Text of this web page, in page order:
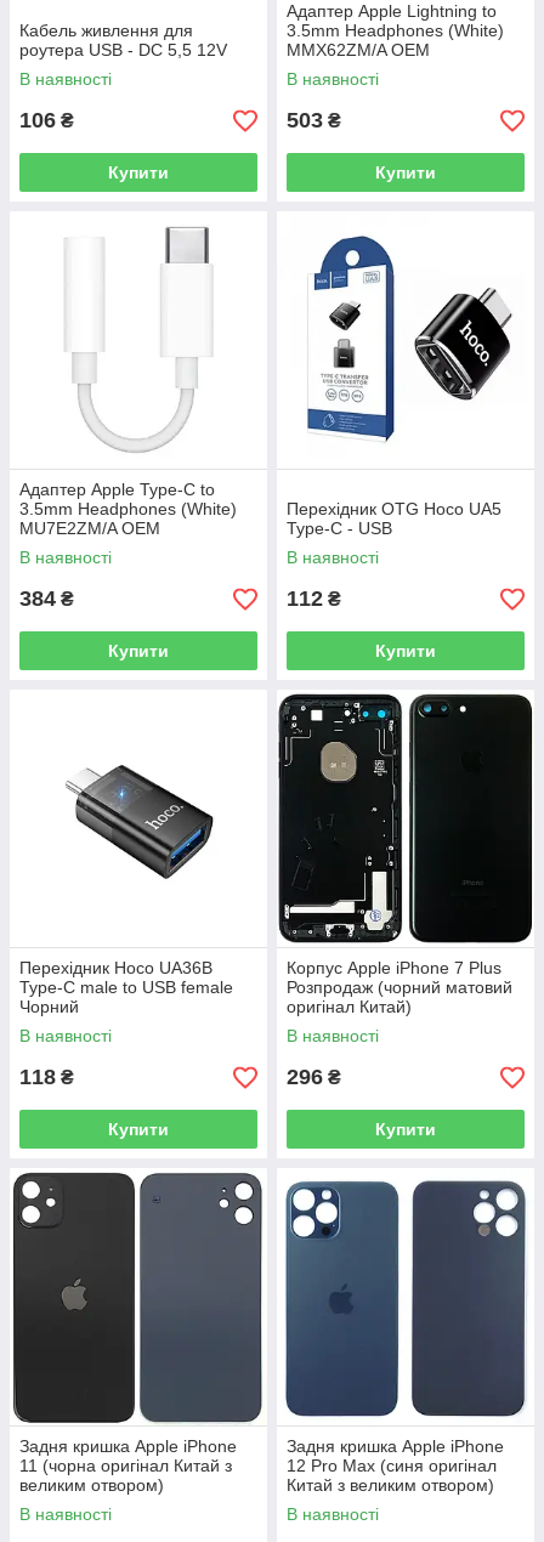
Кабель живлення для
роутера USB - DC 5,5 12V
В наявності
106 ₴
Купити
Адаптер Apple Lightning to
3.5mm Headphones (White)
MMX62ZM/A OEM
В наявності
503 ₴
Купити
Адаптер Apple Type-C to
3.5mm Headphones (White)
MU7E2ZM/A OEM
В наявності
384 ₴
Купити
Перехідник OTG Hoco UA5
Type-C - USB
В наявності
112 ₴
Купити
Перехідник Hoco UA36B
Type-C male to USB female
Чорний
В наявності
118 ₴
Купити
Корпус Apple iPhone 7 Plus
Розпродаж (чорний матовий
оригінал Китай)
В наявності
296 ₴
Купити
Задня кришка Apple iPhone
11 (чорна оригінал Китай з
великим отвором)
В наявності
Задня кришка Apple iPhone
12 Pro Max (синя оригінал
Китай з великим отвором)
В наявності